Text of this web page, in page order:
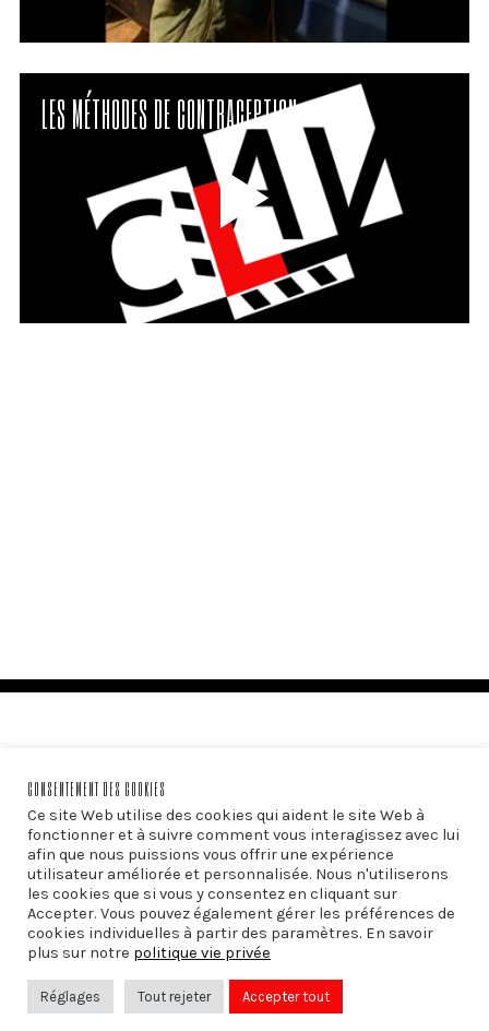
LES MÉTHODES DE CONTRACEPTION
SUIVEZ-NOUS SUR:
CONSENTEMENT DES COOKIES
Ce site Web utilise des cookies qui aident le site Web à
fonctionner et à suivre comment vous interagissez avec lui
afin que nous puissions vous offrir une expérience
utilisateur améliorée et personnalisée. Nous n'utiliserons
les cookies que si vous y consentez en cliquant sur
Accepter. Vous pouvez également gérer les préférences de
cookies individuelles à partir des paramètres. En savoir
plus sur notre politique vie privée
Réglages Tout rejeter Accepter tout